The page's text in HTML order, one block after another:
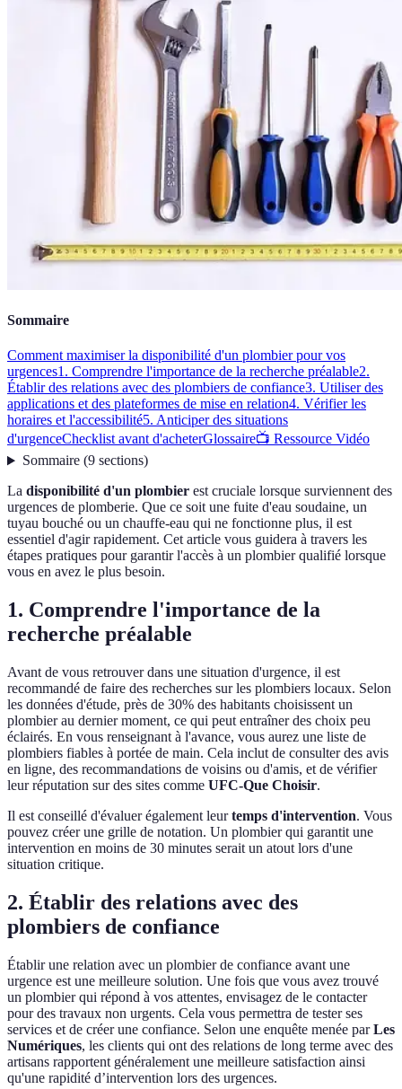
Sommaire
Comment maximiser la disponibilité d'un plombier pour vos
urgences1. Comprendre l'importance de la recherche préalable2.
Établir des relations avec des plombiers de confiance3. Utiliser des
applications et des plateformes de mise en relation4. Vérifier les
horaires et l'accessibilité5. Anticiper des situations
d'urgenceChecklist avant d'acheterGlossaire📺 Ressource Vidéo
Sommaire(9 sections)
La disponibilité d'un plombier est cruciale lorsque surviennent des
urgences de plomberie. Que ce soit une fuite d'eau soudaine, un
tuyau bouché ou un chauffe-eau qui ne fonctionne plus, il est
essentiel d'agir rapidement. Cet article vous guidera à travers les
étapes pratiques pour garantir l'accès à un plombier qualifié lorsque
vous en avez le plus besoin.
1. Comprendre l'importance de la
recherche préalable
Avant de vous retrouver dans une situation d'urgence, il est
recommandé de faire des recherches sur les plombiers locaux. Selon
les données d'étude, près de 30% des habitants choisissent un
plombier au dernier moment, ce qui peut entraîner des choix peu
éclairés. En vous renseignant à l'avance, vous aurez une liste de
plombiers fiables à portée de main. Cela inclut de consulter des avis
en ligne, des recommandations de voisins ou d'amis, et de vérifier
leur réputation sur des sites comme UFC-Que Choisir.
Il est conseillé d'évaluer également leurtemps d'intervention. Vous
pouvez créer une grille de notation. Un plombier qui garantit une
intervention en moins de 30 minutes serait un atout lors d'une
situation critique.
2. Établir des relations avec des
plombiers de confiance
Établir une relation avec un plombier de confiance avant une
urgence est une meilleure solution. Une fois que vous avez trouvé
un plombier qui répond à vos attentes, envisagez de le contacter
pour des travaux non urgents. Cela vous permettra de tester ses
services et de créer une confiance. Selon une enquête menée parLes
Numériques, les clients qui ont des relations de long terme avec des
artisans rapportent généralement une meilleure satisfaction ainsi
qu'une rapidité d’intervention lors des urgences.